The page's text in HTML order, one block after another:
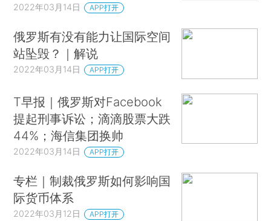
2022年03月14日 APP打开
俄罗斯有没有能力让国际空间
站坠毁？｜解说
2022年03月14日 APP打开
T早报｜俄罗斯对Facebook
提起刑事诉讼；滴滴股票大跌
44%；海信集团换帅
2022年03月14日 APP打开
专栏｜制裁俄罗斯如何影响国
际货币体系
2022年03月12日 APP打开